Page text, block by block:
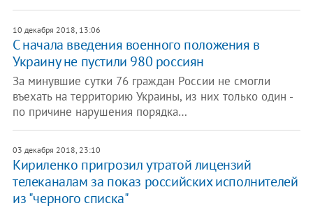
10 декабря 2018, 13:06
С начала введения военного положения в
Украину не пустили 980 россиян
За минувшие сутки 76 граждан России не смогли
въехать на территорию Украины, из них только один -
по причине нарушения порядка…
03 декабря 2018, 23:10
Кириленко пригрозил утратой лицензий
телеканалам за показ российских исполнителей
из "черного списка"